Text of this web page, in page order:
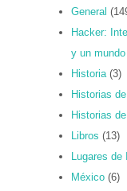
General
Hacker:
y un
Historia(3)
Historias
Historias
Libros (13)
Lugares de
México (6)